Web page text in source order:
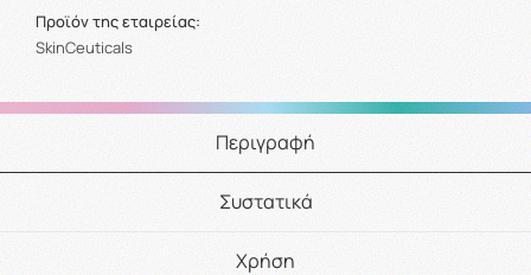
Προϊόν της εταιρείας:
SkinCeuticals
Περιγραφή
Συστατικά
Χρήση